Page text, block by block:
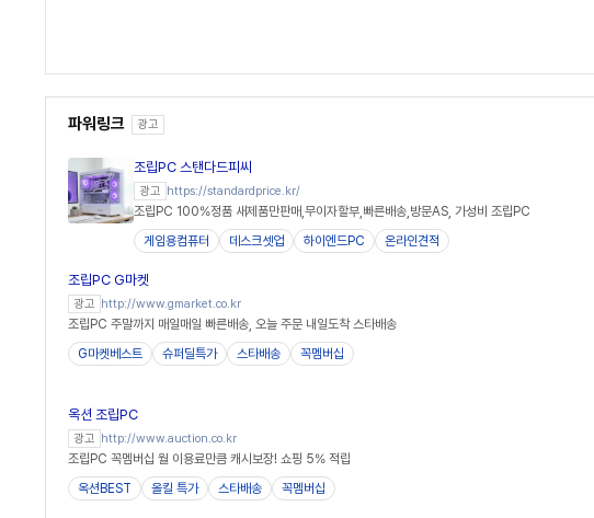
파워링크 광고
조립PC 스탠다드피씨
광고 https://standardprice.kr/
조립PC 100%정품 새제품만판매,무이자할부,빠른배송,방문AS, 가성비 조립PC
게임용컴퓨터
데스크셋업 하이엔드PC 온라인견적
조립PC G마켓
광고 http://www.gmarket.co.kr
조립PC 주말까지 매일매일 빠른배송, 오늘 주문 내일도착 스타배송
G마켓베스트
슈퍼딜특가 스타배송 꼭멤버십
옥션 조립PC
광고 http://www.auction.co.kr
조립PC 꼭멤버십 월 이용료만큼 캐시보장! 쇼핑 5% 적립
옥션BEST
올킬 특가 스타배송 꼭멤버십